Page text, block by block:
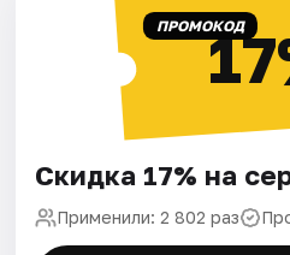
ПРОМОКОД
Скидка 17% на
Применили: 2 802 раз